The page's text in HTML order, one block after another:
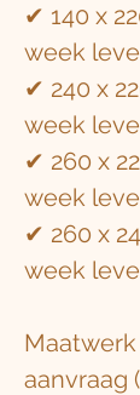
✔ 140 x
week
✔ 240 x
week
✔ 260 x
week
✔ 260 x
week
aanvraag